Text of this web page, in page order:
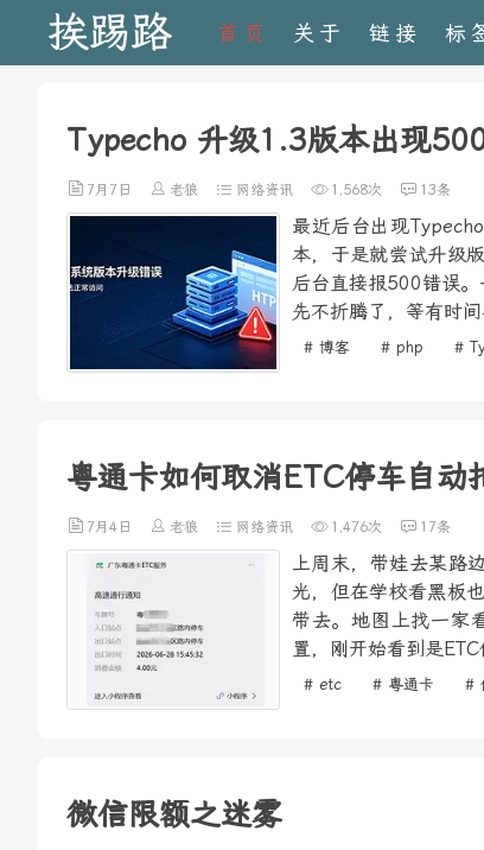
挨踢路 首页 关于 链接 标
Typecho 升级1.3版本出现
7月7日 老狼 网络资讯 1,568次 13条
最近后台出现
本，于是就尝试升级
后台直接报500错误。
先不折腾了，等有时
# 博客 # php #
粤通卡如何取消ETC停车自动
7月4日 老狼 网络资讯 1,476次 17条
上周末，带娃去某路
光，但在学校看黑板
带去。地图上找一家
置，刚开始看到是
# etc # 粤通卡 #
微信限额之迷雾